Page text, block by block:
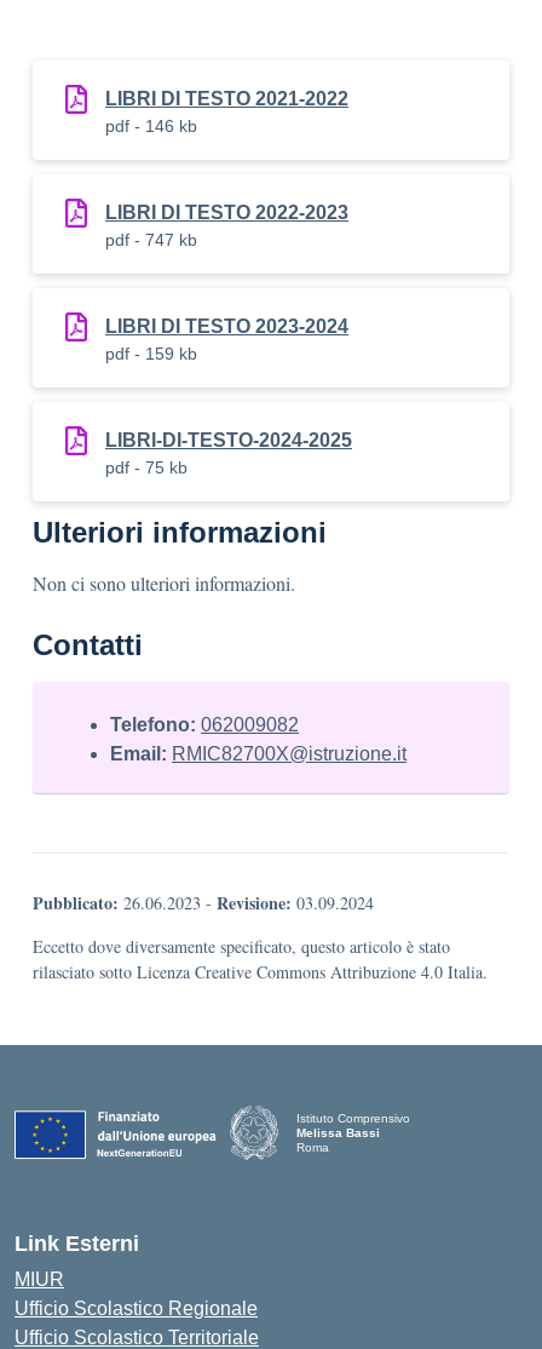
LIBRI DI TESTO 2021-2022
pdf - 146 kb
LIBRI DI TESTO 2022-2023
pdf - 747 kb
LIBRI DI TESTO 2023-2024
pdf - 159 kb
LIBRI-DI-TESTO-2024-2025
pdf - 75 kb
Ulteriori informazioni
Non ci sono ulteriori informazioni.
Contatti
Telefono: 062009082
Email: RMIC82700X@istruzione.it
Pubblicato: 26.06.2023 - Revisione: 03.09.2024
Eccetto dove diversamente specificato, questo articolo è stato
rilasciato sotto Licenza Creative Commons Attribuzione 4.0 Italia.
Istituto Comprensivo
Melissa Bassi
Roma
Link Esterni
MIUR
Ufficio Scolastico Regionale
Ufficio Scolastico Territoriale